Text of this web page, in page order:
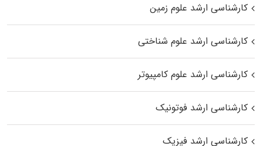
کارشناسی ارشد علوم زمین
کارشناسی ارشد علوم شناختی
کارشناسی ارشد علوم کامپیوتر
کارشناسی ارشد فوتونیک
کارشناسی ارشد فیزیک